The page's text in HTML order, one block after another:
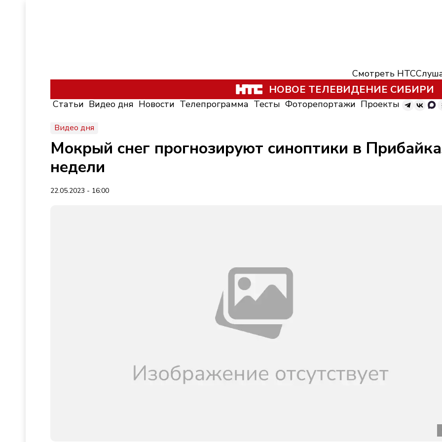
Смотреть НТС
НОВОЕ ТЕЛЕВИДЕНИЕ СИБИРИ
Статьи Видео дня Новости Телепрограмма Тесты Фоторепортажи Проекты
Видео дня
Мокрый снег прогнозируют синоптики в
недели
22.05.2023 - 16:00